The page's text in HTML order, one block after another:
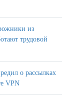
из
трудовой
о рассылках
VPN